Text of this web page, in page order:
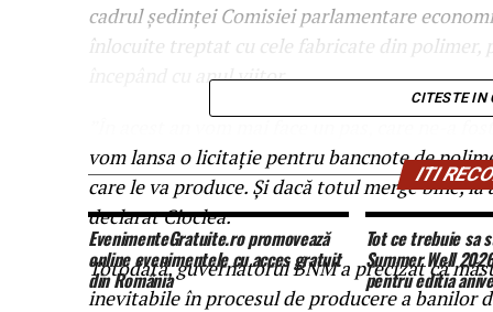
cadrul şedinţei Comisiei parlamentare
înlocuite treptat cu cele fabricate din polimer,
începând cu anul viitor.
vom lansa o licitaţie pentru bancnote de
care le va produce. Și dacă totul merge bine,
declarat Cioclea.
Totodată, guvernatorul BNM a precizat că
inevitabile în procesul de producere a banilor
CITESTE IN
ITI
EvenimenteGratuite.ro promovează
online evenimentele cu acces gratuit
din România
Tot ce trebuie sa
Summer Well
pentru editia